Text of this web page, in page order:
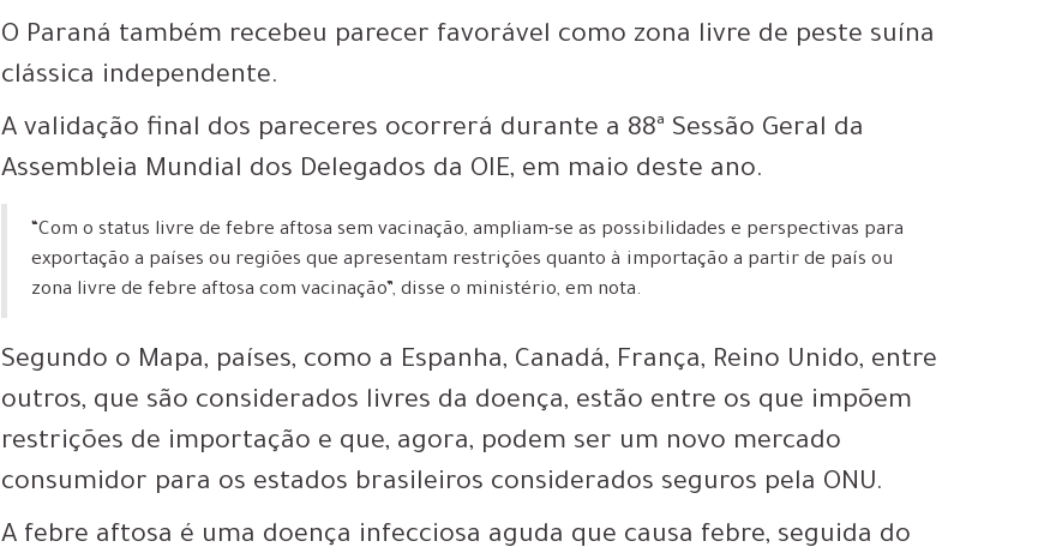
O Paraná também recebeu parecer favorável como zona livre de peste suína
clássica independente.
A validação final dos pareceres ocorrerá durante a 88ª Sessão Geral da
Assembleia Mundial dos Delegados da OIE, em maio deste ano.
“Com o status livre de febre aftosa sem vacinação, ampliam-se as possibilidades e perspectivas para
exportação a países ou regiões que apresentam restrições quanto à importação a partir de país ou
zona livre de febre aftosa com vacinação”, disse o ministério, em nota.
Segundo o Mapa, países, como a Espanha, Canadá, França, Reino Unido, entre
outros, que são considerados livres da doença, estão entre os que impõem
restrições de importação e que, agora, podem ser um novo mercado
consumidor para os estados brasileiros considerados seguros pela ONU.
A febre aftosa é uma doença infecciosa aguda que causa febre, seguida do